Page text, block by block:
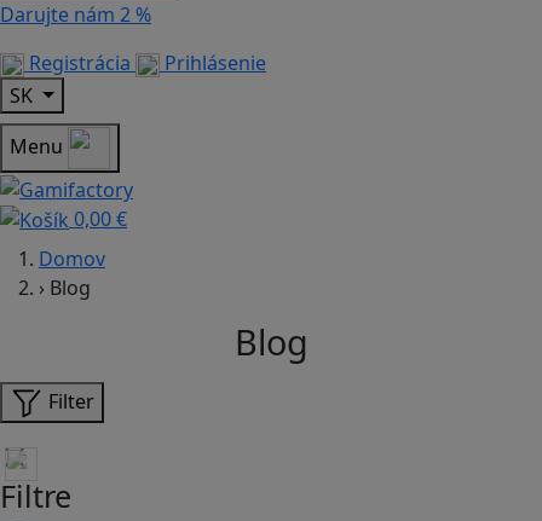
Darujte nám 2 %
Registrácia
Prihlásenie
SK
Menu
0,00 €
Domov
› Blog
Blog
Filter
Filtre